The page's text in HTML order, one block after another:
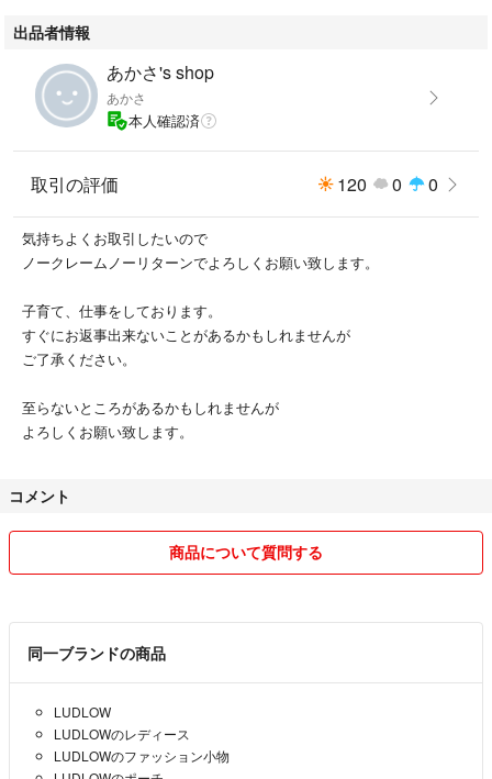
デリケート素材の製品は過度な力による破損・引っ掛かりにつながる場合
ご使用の際は摩擦や引っ掛かりに充分ご注意ください。
新品未使用ですが
長い間自宅保管しておりましたので
未使用に近いにさせていただいております。
可愛くてコレクションしておりましたが
断捨離中の為、使ってもらえる方に
お譲りしたいと思います。
出品者情報
あかさ's shop
あかさ
本人確認済
取引の評価 120 0 0
気持ちよくお取引したいので
ノークレームノーリターンでよろしくお願い致します。
子育て、仕事をしております。
すぐにお返事出来ないことがあるかもしれませんが
ご了承ください。
至らないところがあるかもしれませんが
よろしくお願い致します。
コメント
商品について質問する
同一ブランドの商品
LUDLOW
LUDLOWのレディース
LUDLOWのファッション小物